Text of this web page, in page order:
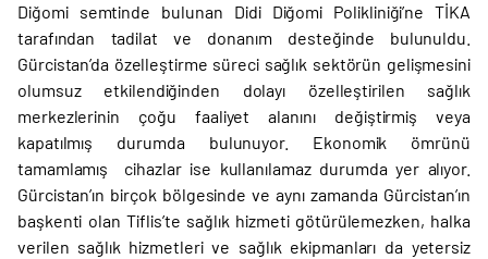
Diğomi semtinde bulunan Didi Diğomi Polikliniği’ne TİKA
tarafından tadilat ve donanım desteğinde bulunuldu.
Gürcistan’da özelleştirme süreci sağlık sektörün gelişmesini
olumsuz etkilendiğinden dolayı özelleştirilen sağlık
merkezlerinin çoğu faaliyet alanını değiştirmiş veya
kapatılmış durumda bulunuyor. Ekonomik ömrünü
tamamlamış cihazlar ise kullanılamaz durumda yer alıyor.
Gürcistan’ın birçok bölgesinde ve aynı zamanda Gürcistan’ın
başkenti olan Tiflis’te sağlık hizmeti götürülemezken, halka
verilen sağlık hizmetleri ve sağlık ekipmanları da yetersiz